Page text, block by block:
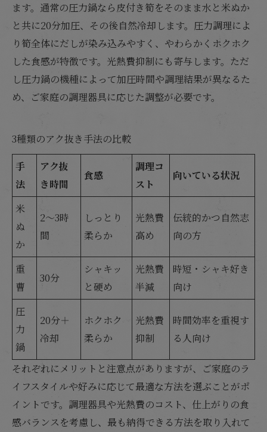
ます。通常の圧力鍋なら皮付き筍をそのまま水と米ぬか
と共に20分加圧、その後自然冷却します。圧力調理によ
り筍全体にだしが染み込みやすく、やわらかくホクホク
した食感が特徴です。光熱費抑制にも寄与します。ただ
し圧力鍋の機種によって加圧時間や調理結果が異なるた
め、ご家庭の調理器具に応じた調整が必要です。
3種類のアク抜き手法の比較
手
法
アク抜
き時間
食感
調理コ
スト
向いている状況
米
ぬ
か
2～3時
間
しっとり
柔らか
光熱費
高め
伝統的かつ自然志
向の方
重
曹
30分
シャキッ
と硬め
光熱費
半減
時短・シャキ好き
向け
圧
力
鍋
20分＋
冷却
ホクホク
柔らか
光熱費
抑制
時間効率を重視す
る人向け
それぞれにメリットと注意点がありますが、ご家庭のラ
イフスタイルや好みに応じて最適な方法を選ぶことがポ
イントです。調理器具や光熱費のコスト、仕上がりの食
感バランスを考慮し、最も納得できる方法を取り入れて